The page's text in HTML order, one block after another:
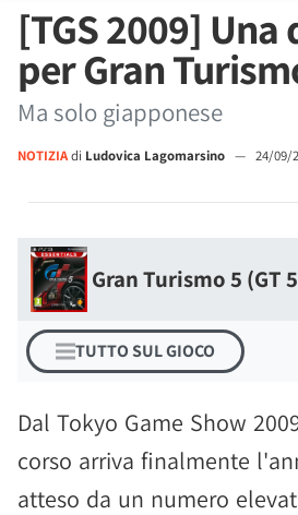
[TGS 2009] Una
per Gran
Ma solo giapponese
NOTIZIAdi Ludovica Lagomarsino — 24/09/
Gran Turismo 5 (GT
TUTTO SUL GIOCO
Dal Tokyo Game Show
corso arriva finalmente
atteso da un numero